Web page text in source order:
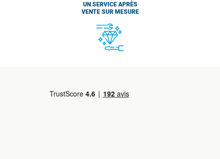
UN SERVICE APRÈS
VENTE SUR MESURE